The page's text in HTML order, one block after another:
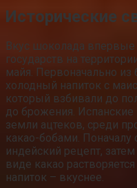
Исторические
Вкус шоколада
государств на
майя. Первоначально из
холодный напиток с
который взбивали до
до брожения.
земли ацтеков, среди
какао-бобами. Поначалу
индейский рецепт,
виде какао
напиток – вкуснее.